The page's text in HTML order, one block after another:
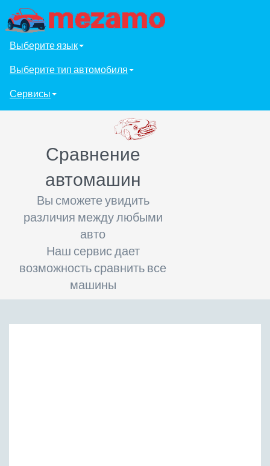
Выберите язык
Выберите тип автомобиля
Сервисы
Сравнение
автомашин
Вы сможете увидить
различия между любыми
авто
Наш сервис дает
возможность сравнить все
машины